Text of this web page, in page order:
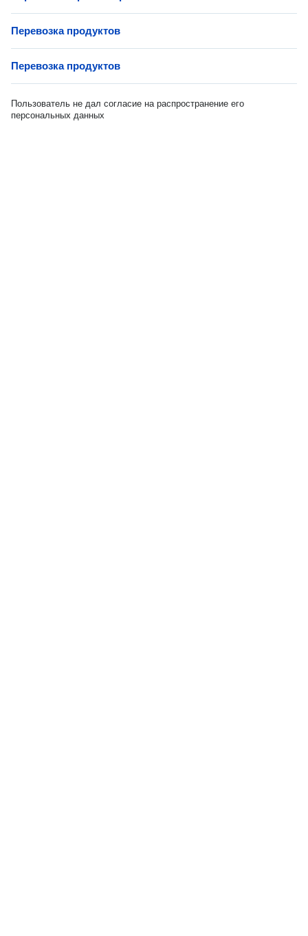
Перевозка продуктов
Перевозка продуктов
Пользователь не дал согласие на распространение его
персональных данных